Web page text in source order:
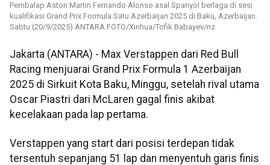
Pembalap Aston Martin Fernando Alonso asal Spanyol berlaga di sesi
kualifikasi Grand Prix Formula Satu Azerbaijan 2025 di Baku, Azerbaijan.
Sabtu (20/9/2025) ANTARA FOTO/Xinhua/Tofik Babayev/nz
Jakarta (ANTARA) - Max Verstappen dari Red Bull
Racing menjuarai Grand Prix Formula 1 Azerbaijan
2025 di Sirkuit Kota Baku, Minggu, setelah rival utama
Oscar Piastri dari McLaren gagal finis akibat
kecelakaan pada lap pertama.
Verstappen yang start dari posisi terdepan tidak
tersentuh sepanjang 51 lap dan menyentuh garis finis